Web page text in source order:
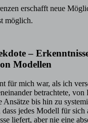
erschafft neue
möglich.
–
Modellen
für mich war, als ich
betrachtete, von
Ansätze bis hin zu
jedes Modell für sich
liefert, aber nie eine